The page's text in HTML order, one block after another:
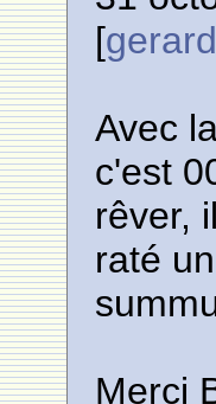
[
Avec
c'est
rêver,
raté
Merci